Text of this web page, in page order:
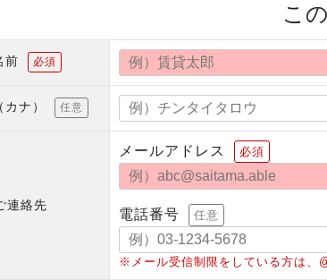
こ
前 必須
ナ） 任意
連絡先
メールアドレス 必須
電話番号 任意
※メール受信制限をしている方は、